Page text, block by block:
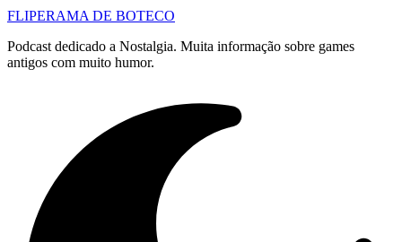
FLIPERAMA DE BOTECO
Podcast dedicado a Nostalgia. Muita informação sobre games
antigos com muito humor.